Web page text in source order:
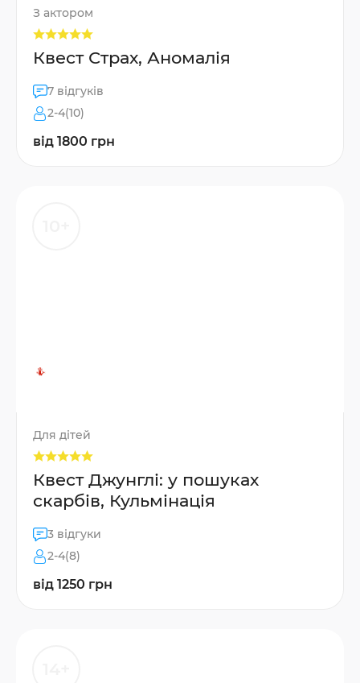
З актором
Квест Страх, Аномалія
7 відгуків
2-4(10)
від 1800 грн
Для дітей
Квест Джунглі: у пошуках
скарбів, Кульмінація
3 відгуки
2-4(8)
від 1250 грн